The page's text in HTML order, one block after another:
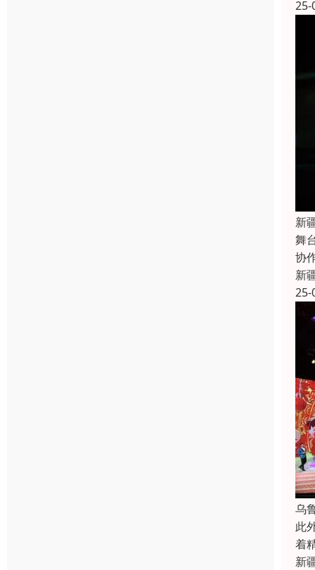
25-
新
舞
协
新
25-
乌
此
着
新